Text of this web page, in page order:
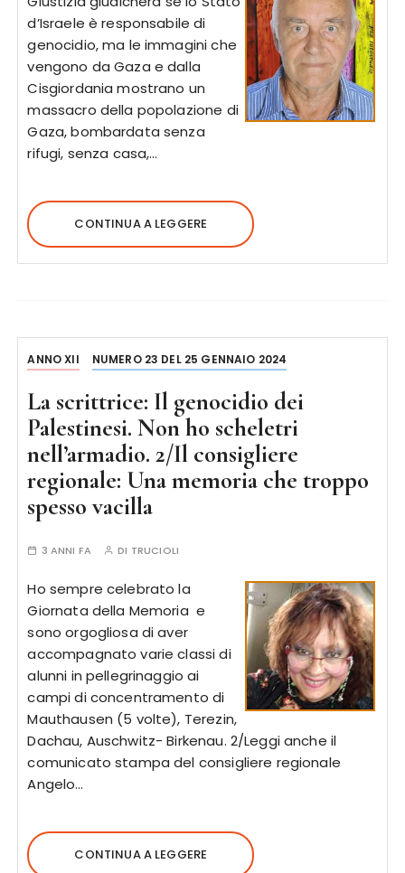
d’Israele è responsabile di
genocidio, ma le immagini che
vengono da Gaza e dalla
Cisgiordania mostrano un
massacro della popolazione di
Gaza, bombardata senza
rifugi, senza casa,…
CONTINUA A LEGGERE
ANNO XII NUMERO 23 DEL 25 GENNAIO 2024
La scrittrice: Il genocidio dei
Palestinesi. Non ho scheletri
nell’armadio. 2/Il consigliere
regionale: Una memoria che troppo
spesso vacilla
3 ANNI FA DI TRUCIOLI
Ho sempre celebrato la
Giornata della Memoria e
sono orgogliosa di aver
accompagnato varie classi di
alunni in pellegrinaggio ai
campi di concentramento di
Mauthausen (5 volte), Terezin,
Dachau, Auschwitz- Birkenau. 2/Leggi anche il
comunicato stampa del consigliere regionale
Angelo…
CONTINUA A LEGGERE